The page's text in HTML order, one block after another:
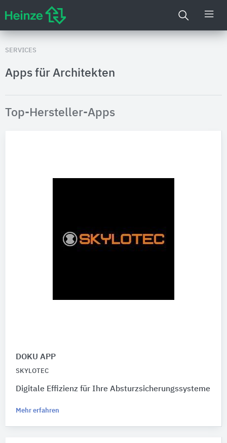
SERVICES
Apps für Architekten
Top-Hersteller-Apps
DOKU APP
SKYLOTEC
Digitale Effizienz für Ihre Absturzsicherungssysteme
Mehr erfahren